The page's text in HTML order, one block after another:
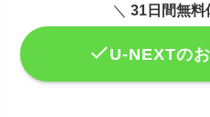
＼ 31日間無料
U-NEXTの